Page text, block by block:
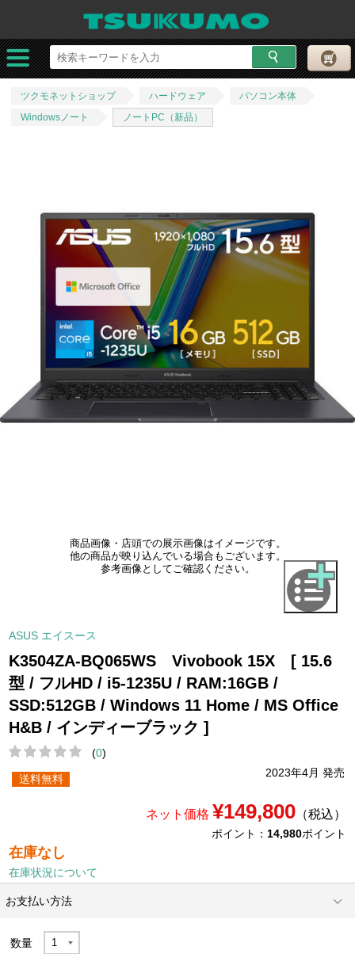
ツクモネットショップ ハードウェア
パソコン本体
Windowsノート
ノートPC（新品）
商品画像・店頭での展示画像はイメージです。
他の商品が映り込んでいる場合もございます。
参考画像としてご確認ください。
ASUS エイスース
K3504ZA-BQ065WS Vivobook 15X [ 15.6
型 / フルHD / i5-1235U / RAM:16GB /
SSD:512GB / Windows 11 Home / MS Office
H&B / インディーブラック ]
(0)
2023年4月 発売
送料無料
ネット価格 ¥149,800（税込）
ポイント： 14,980ポイント
在庫なし
在庫状況について
お支払い方法
数量